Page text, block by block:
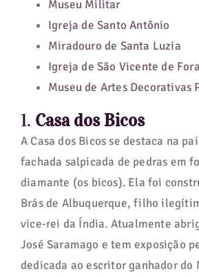
Museu Militar
Igreja de Santo Antônio
Miradouro de Santa Luzia
Igreja de São Vicente de Fora
Museu de Artes Decorativas
1. Casa dos Bicos
A Casa dos Bicos se destaca na
fachada salpicada de pedras em
diamante (os bicos). Ela foi
Brás de Albuquerque, filho
vice-rei da Índia. Atualmente
José Saramago e tem exposição
dedicada ao escritor ganhador do